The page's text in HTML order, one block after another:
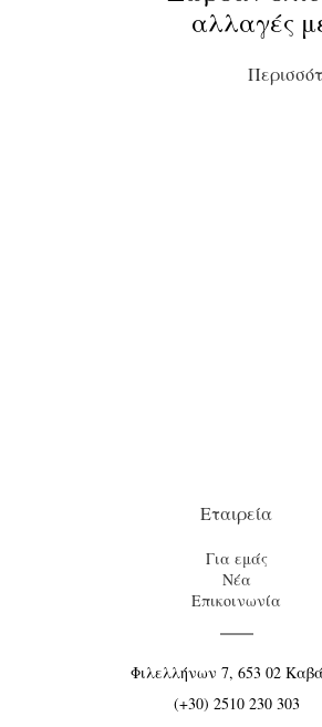
αλλαγές
Εταιρεία
Για εμάς
Νέα
Επικοινωνία
Φιλελλήνων 7, 653 02
(+30) 2510 230 303